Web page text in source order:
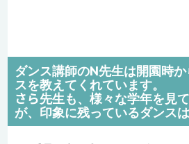
ダンス講師のN先生は開園時
スを教えてくれています。
さら先生も、様々な学年を見
が、印象に残っているダンス